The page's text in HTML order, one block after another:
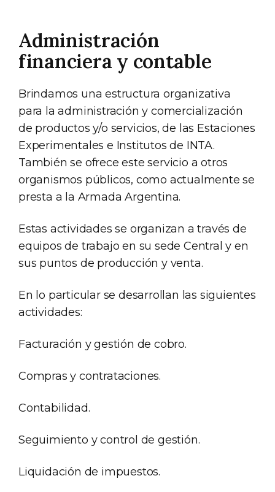
Administración
financiera y contable
Brindamos una estructura organizativa
para la administración y comercialización
de productos y/o servicios, de las Estaciones
Experimentales e Institutos de INTA.
También se ofrece este servicio a otros
organismos públicos, como actualmente se
presta a la Armada Argentina.
Estas actividades se organizan a través de
equipos de trabajo en su sede Central y en
sus puntos de producción y venta.
En lo particular se desarrollan las siguientes
actividades:
Facturación y gestión de cobro.
Compras y contrataciones.
Contabilidad.
Seguimiento y control de gestión.
Liquidación de impuestos.